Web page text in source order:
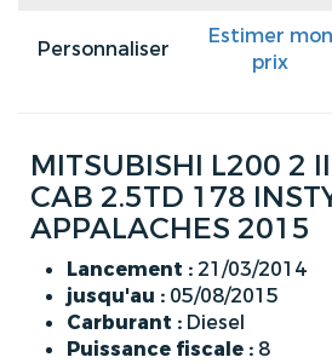
Personnaliser
Estimer mon
prix
MITSUBISHI L200 2
CAB 2.5TD 178
APPALACHES 2015
Lancement : 21/03/2014
jusqu'au : 05/08/2015
Carburant : Diesel
Puissance fiscale : 8